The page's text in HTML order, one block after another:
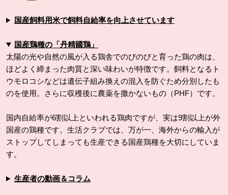
国産飼料用米で飼料自給率を向上させています
国産鶏種の「丹精國鶏」
太陽の光や自然の風が入る鶏舎でのびのびと育った鶏の肉は、
ほどよく締まった肉質と深い味わいが特徴です。飼料となるト
ウモロコシなどは遺伝子組み換えの混入を防ぐため分別したも
のを使用。さらに収穫後に農薬を撒かないもの（PHF）です。
国内自給率が6割以上といわれる鶏肉ですが、実は9割以上が外
国産の鶏種です。生活クラブでは、万が一、海外からの輸入が
ストップしてしまっても生産できる国産鶏種を大切にしていま
す。
生産者の動画＆コラム